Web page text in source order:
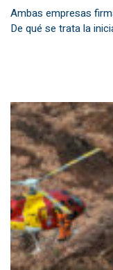
Ambas empresas
De qué se trata la